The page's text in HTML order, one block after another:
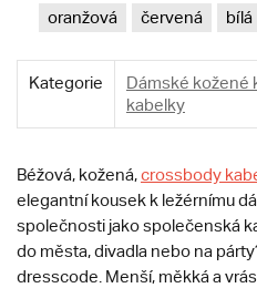
oranžová
červená bílá
Kategorie Dámské kožené
kabelky
Béžová, kožená,crossbody
elegantní kousek k ležérnímu
společnosti jako společenská
do města, divadla nebo na
dresscode. Menší, měkká a